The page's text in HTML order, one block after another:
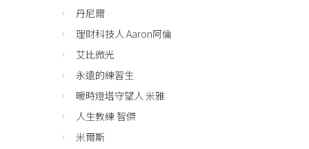
丹尼爾
理財科技人 Aaron阿倫
艾比微光
永遠的練習生
暖時燈塔守望人 米雅
人生教練 智傑
米爾斯